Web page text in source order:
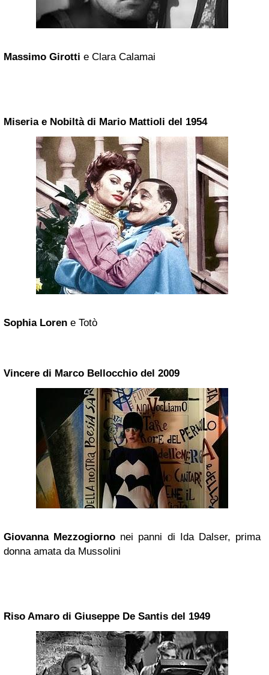
Massimo Girotti e Clara Calamai
Miseria e Nobiltà di Mario Mattioli del 1954
Sophia Loren e Totò
Vincere di Marco Bellocchio del 2009
Giovanna Mezzogiorno nei panni di Ida Dalser, prima
donna amata da Mussolini
Riso Amaro di Giuseppe De Santis del 1949